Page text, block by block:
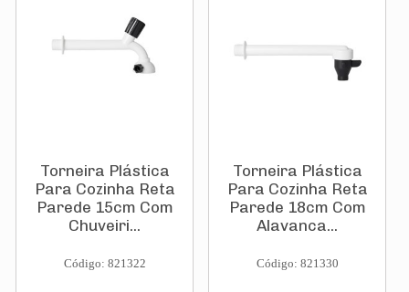
Torneira Plástica
Para Cozinha Reta
Parede 15cm Com
Chuveiri...
Código: 821322
Torneira Plástica
Para Cozinha Reta
Parede 18cm Com
Alavanca...
Código: 821330